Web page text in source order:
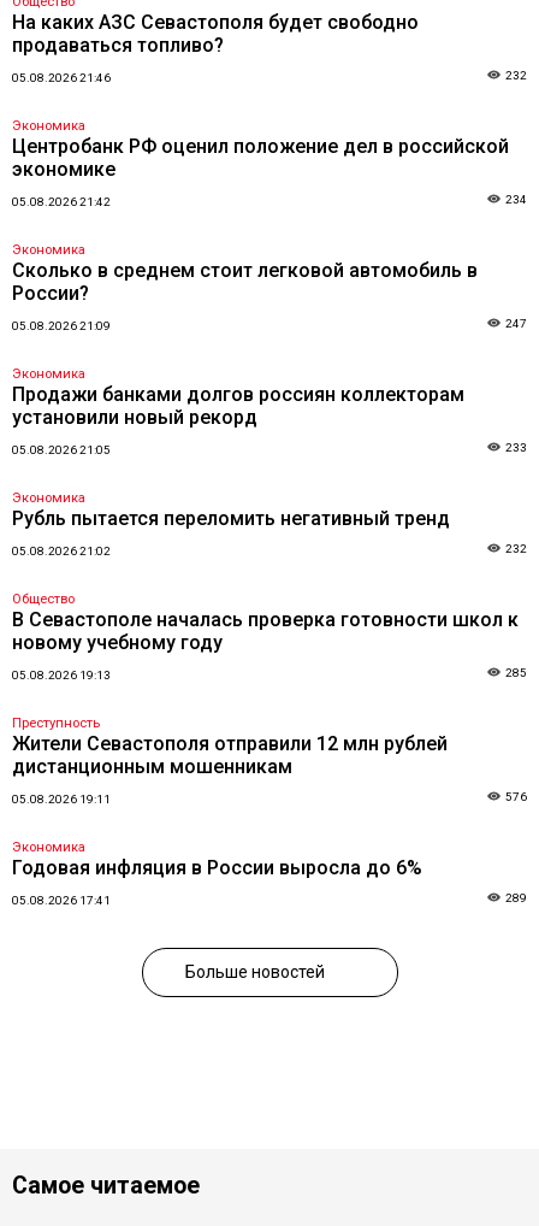
На каких АЗС Севастополя будет свободно
продаваться топливо?
05.08.2026 21:46 232
Экономика
Центробанк РФ оценил положение дел в российской
экономике
05.08.2026 21:42 234
Экономика
Сколько в среднем стоит легковой автомобиль в
России?
05.08.2026 21:09 247
Экономика
Продажи банками долгов россиян коллекторам
установили новый рекорд
05.08.2026 21:05 233
Экономика
Рубль пытается переломить негативный тренд
05.08.2026 21:02 232
Общество
В Севастополе началась проверка готовности школ к
новому учебному году
05.08.2026 19:13 285
Преступность
Жители Севастополя отправили 12 млн рублей
дистанционным мошенникам
05.08.2026 19:11 576
Экономика
Годовая инфляция в России выросла до 6%
05.08.2026 17:41 289
Больше новостей
Самое читаемое